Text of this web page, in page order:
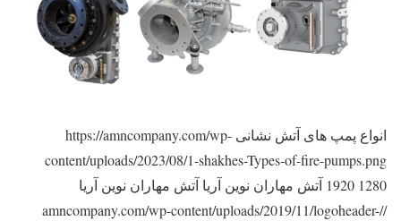
انواع پمپ های آتش نشانی https://amncompany.com/wp-
content/uploads/2023/08/1-shakhes-Types-of-fire-pumps.png
1920 1280 آتش مهاران نوین آریا آتش مهاران نوین آریا
//amncompany.com/wp-content/uploads/2019/11/logoheader-